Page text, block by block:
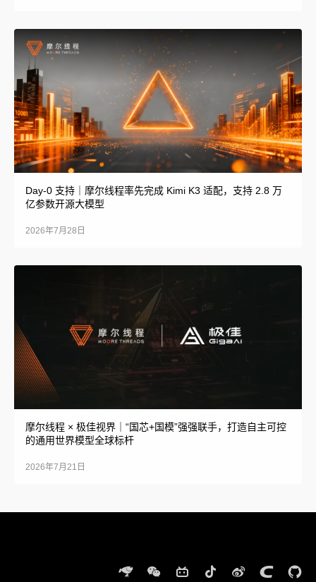
Day-0 支持｜摩尔线程率先完成 Kimi K3 适配，支持 2.8 万
亿参数开源大模型
2026年7月28日
摩尔线程 × 极佳视界｜“国芯+国模”强强联手，打造自主可控
的通用世界模型全球标杆
2026年7月21日